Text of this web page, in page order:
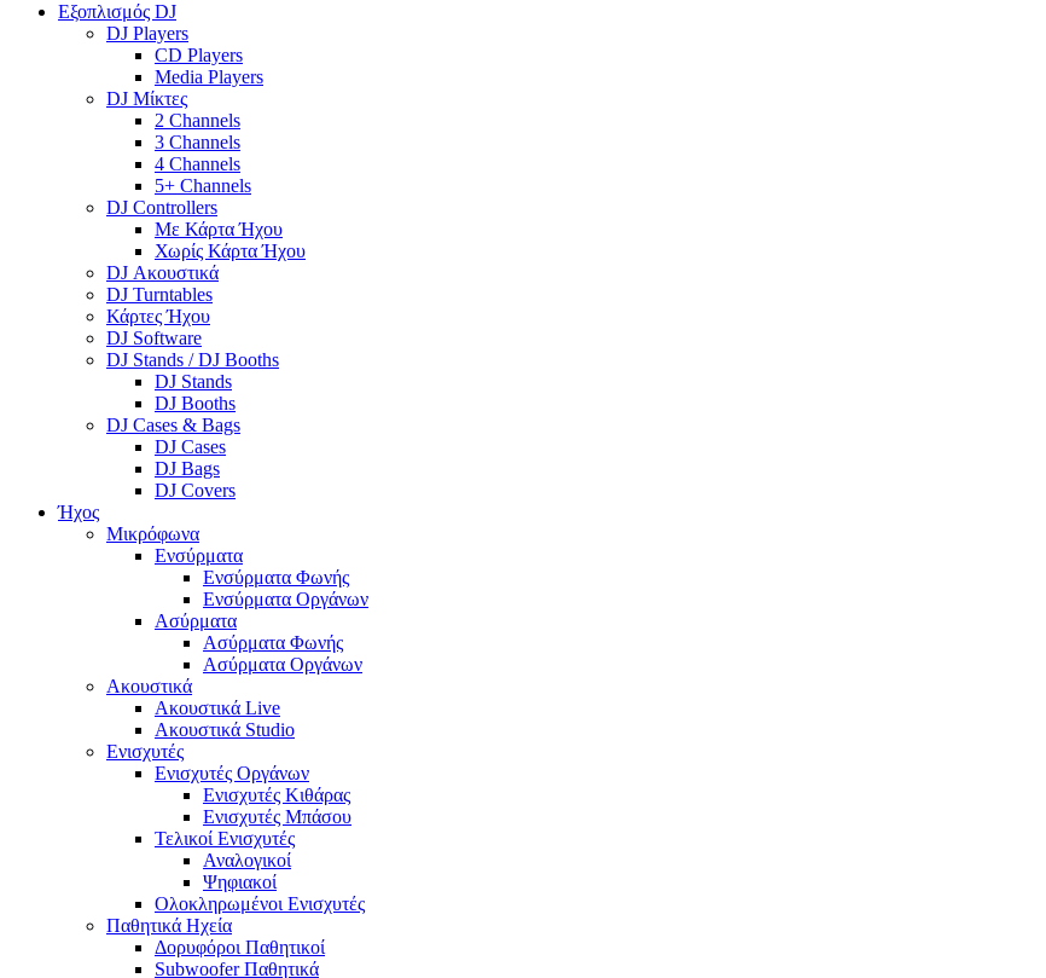
Εξοπλισμός DJ
DJ Players
CD Players
Media Players
DJ Μίκτες
2 Channels
3 Channels
4 Channels
5+ Channels
DJ Controllers
Με Κάρτα Ήχου
Χωρίς Κάρτα Ήχου
DJ Ακουστικά
DJ Turntables
Κάρτες Ήχου
DJ Software
DJ Stands / DJ Booths
DJ Stands
DJ Booths
DJ Cases & Bags
DJ Cases
DJ Bags
DJ Covers
Ήχος
Μικρόφωνα
Ενσύρματα
Ενσύρματα Φωνής
Ενσύρματα Οργάνων
Ασύρματα
Ασύρματα Φωνής
Ασύρματα Οργάνων
Ακουστικά
Ακουστικά Live
Ακουστικά Studio
Ενισχυτές
Ενισχυτές Οργάνων
Ενισχυτές Κιθάρας
Ενισχυτές Μπάσου
Τελικοί Ενισχυτές
Αναλογικοί
Ψηφιακοί
Ολοκληρωμένοι Ενισχυτές
Παθητικά Ηχεία
Δορυφόροι Παθητικοί
Subwoofer Παθητικά